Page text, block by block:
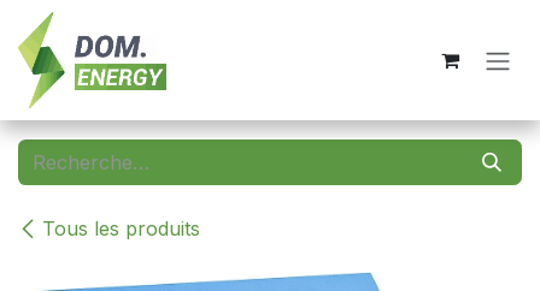
Se rendre au contenu
Tous les produits